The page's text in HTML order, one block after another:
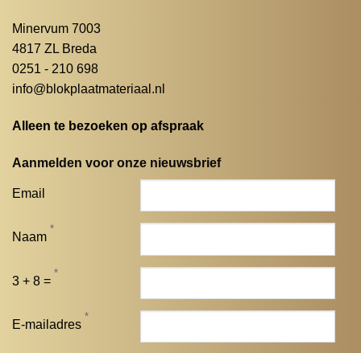
Minervum 7003
4817 ZL Breda
0251 - 210 698
info@blokplaatmateriaal.nl
Alleen te bezoeken op afspraak
Aanmelden voor onze nieuwsbrief
Email
Naam
*
3 + 8 =
*
E-mailadres
*